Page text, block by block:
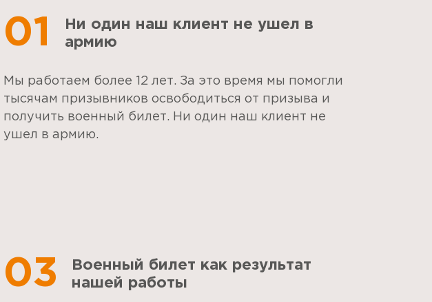
01
Ни один наш клиент не ушел в
армию
Мы работаем более 12 лет. За это время мы помогли
тысячам призывников освободиться от призыва и
получить военный билет. Ни один наш клиент не
ушел в армию.
03
Военный билет как результат
нашей работы